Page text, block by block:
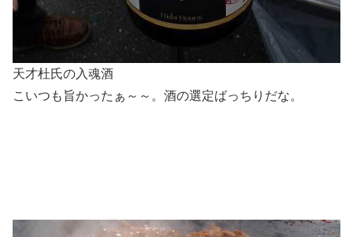
天才杜氏の入魂酒
こいつも旨かったぁ～～。酒の選定ばっちりだな。